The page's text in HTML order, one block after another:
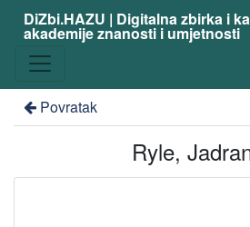
DiZbi.HAZU | Digitalna zbirka i
akademije znanosti i umjetnosti
Povratak
Ryle,